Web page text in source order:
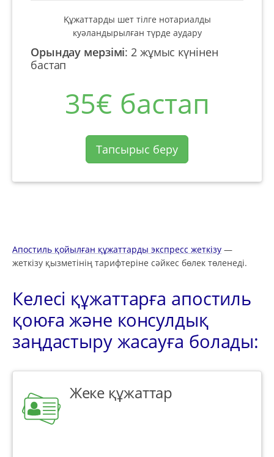
Құжаттарды шет тілге нотариалды
куәландырылған түрде аудару
Орындау мерзімі:2 жұмыс күнінен
бастап
35€ бастап
Тапсырыс беру
Апостиль қойылған құжаттарды экспресс жеткізу —
жеткізу қызметінің тарифтеріне сәйкес бөлек төленеді.
Келесі құжаттарға апостиль
қоюға және консулдық
заңдастыру жасауға болады:
Жеке құжаттар